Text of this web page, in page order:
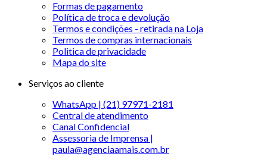
Formas de pagamento
Política de troca e devolução
Termos e condições - retirada na Loja
Termos de compras internacionais
Politica de privacidade
Mapa do site
Serviços ao cliente
WhatsApp | (21) 97971-2181
Central de atendimento
Canal Confidencial
Assessoria de Imprensa |
paula@agenciaamais.com.br